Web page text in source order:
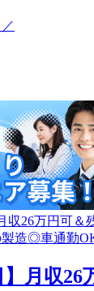
】月収